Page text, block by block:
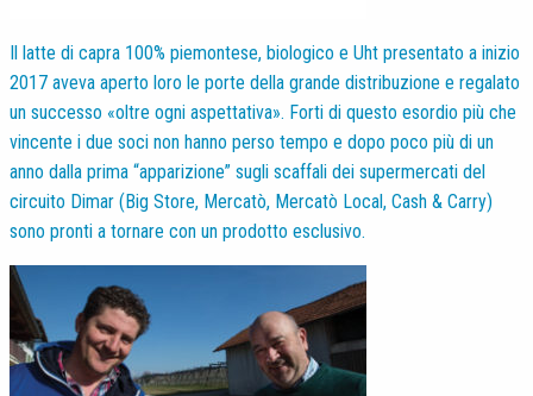
Il latte di capra 100% piemontese, biologico e Uht presentato a inizio
2017 aveva aperto loro le porte della grande distribuzione e regalato
un successo «oltre ogni aspettativa». Forti di questo esordio più che
vincente i due soci non hanno perso tempo e dopo poco più di un
anno dalla prima “apparizione” sugli scaffali dei supermercati del
circuito Dimar (Big Store, Mercatò, Mercatò Local, Cash & Carry)
sono pronti a tornare con un prodotto esclusivo.